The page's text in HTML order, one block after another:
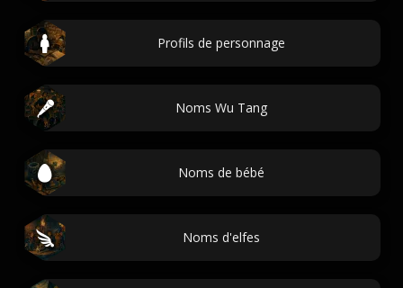
Profils de personnage
Noms Wu Tang
Noms de bébé
Noms d'elfes